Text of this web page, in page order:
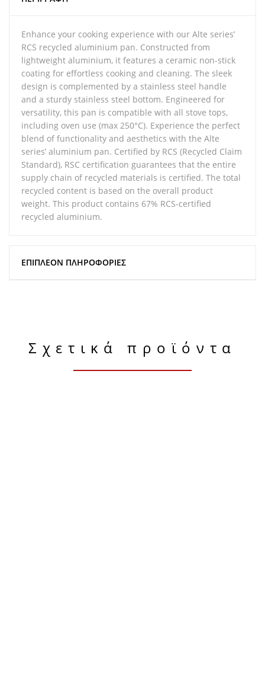
Enhance your cooking experience with our Alte series’
RCS recycled aluminium pan. Constructed from
lightweight aluminium, it features a ceramic non-stick
coating for effortless cooking and cleaning. The sleek
design is complemented by a stainless steel handle
and a sturdy stainless steel bottom. Engineered for
versatility, this pan is compatible with all stove tops,
including oven use (max 250°C). Experience the perfect
blend of functionality and aesthetics with the Alte
series’ aluminium pan. Certified by RCS (Recycled Claim
Standard), RSC certification guarantees that the entire
supply chain of recycled materials is certified. The total
recycled content is based on the overall product
weight. This product contains 67% RCS-certified
recycled aluminium.
ΕΠΙΠΛΈΟΝ ΠΛΗΡΟΦΟΡΊΕΣ
Σχετικά προϊόντα